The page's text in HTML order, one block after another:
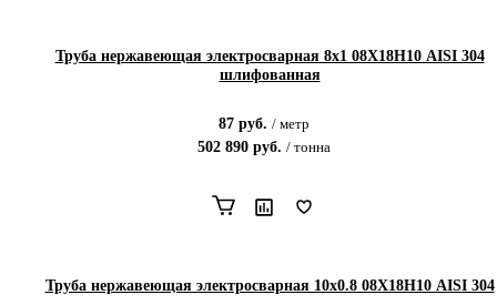
Труба нержавеющая электросварная 8х1 08Х18Н10 AISI 304
шлифованная
87 руб. / метр
502 890 руб. / тонна
Труба нержавеющая электросварная 10х0.8 08Х18Н10 AISI 304